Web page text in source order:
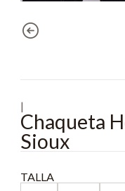
|
Chaqueta
Sioux
TALLA